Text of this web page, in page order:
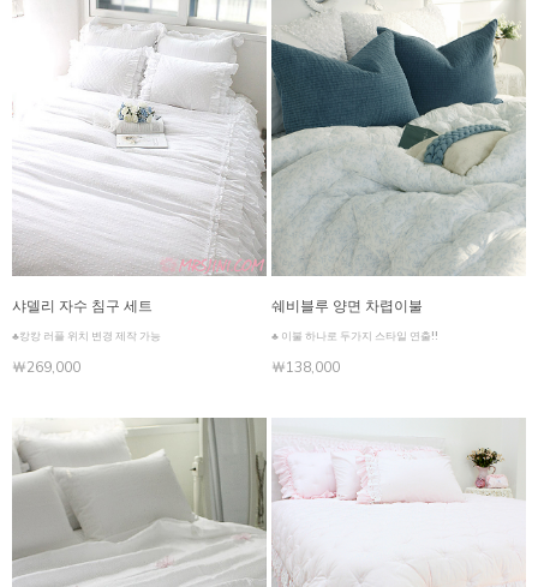
샤델리 자수 침구 세트
♣캉캉 러플 위치 변경 제작 가능
￦269,000
쉐비블루 양면 차렵이불
♣ 이불 하나로 두가지 스타일 연출!!
￦138,000